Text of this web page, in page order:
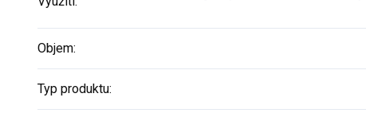
Objem:
Typ produktu: